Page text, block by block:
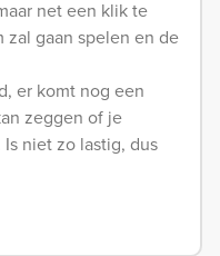
net een klik te
zal gaan spelen en de
er komt nog een
zeggen of je
niet zo lastig, dus